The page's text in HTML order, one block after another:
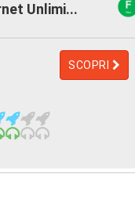
Unlimi...
SCOPRI